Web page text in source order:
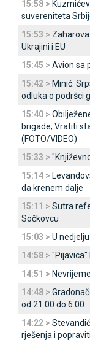
15:58 >
suvereniteta
15:53 >
Ukrajini i EU
15:45 > Avion sa
15:42 > Minić:
odluka o podršci
15:40 >
brigade; Vratiti
(FOTO/VIDEO)
15:33 >
15:14 >
da krenem dalje
15:11 > Sutra
Sočkovcu
15:03 > U
14:58 > "Pijavica"
14:51 >
14:48 >
od 21.00 do 6.00
14:22 >
rješenja i